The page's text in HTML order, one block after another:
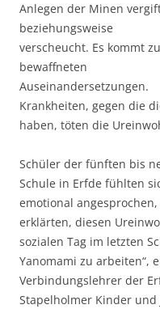
Anlegen der Minen
beziehungsweise
verscheucht. Es kommt zu
bewaffneten
Auseinandersetzungen.
Krankheiten, gegen die
haben, töten die
Schüler der fünften bis
Schule in Erfde fühlten
emotional
erklärten, diesen
sozialen Tag im letzten
Yanomami zu arbeiten“,
Verbindungslehrer der
Stapelholmer Kinder